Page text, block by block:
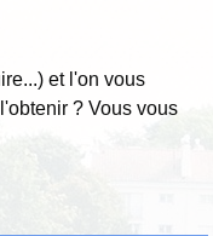
et l'on vous
? Vous vous